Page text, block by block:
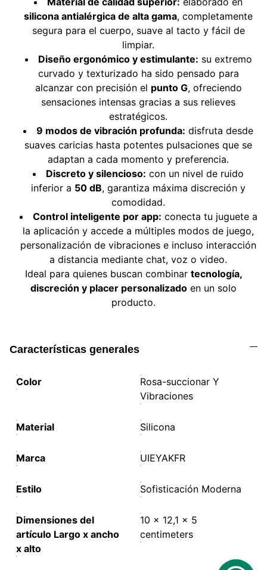
silicona antialérgica de alta gama, completamente
segura para el cuerpo, suave al tacto y fácil de
limpiar.
Diseño ergonómico y estimulante: su extremo
curvado y texturizado ha sido pensado para
alcanzar con precisión el punto G, ofreciendo
sensaciones intensas gracias a sus relieves
estratégicos.
9 modos de vibración profunda: disfruta desde
suaves caricias hasta potentes pulsaciones que se
adaptan a cada momento y preferencia.
Discreto y silencioso: con un nivel de ruido
inferior a 50 dB, garantiza máxima discreción y
comodidad.
Control inteligente por app: conecta tu juguete a
la aplicación y accede a múltiples modos de juego,
personalización de vibraciones e incluso interacción
a distancia mediante chat, voz o video.
Ideal para quienes buscan combinar tecnología,
discreción y placer personalizado en un solo
producto.
Características generales
Color
Rosa-succionar Y
Vibraciones
Material Silicona
Marca UIEYAKFR
Estilo Sofisticación Moderna
Dimensiones del
artículo Largo x ancho
x alto
10 x 12,1 x 5
centimeters